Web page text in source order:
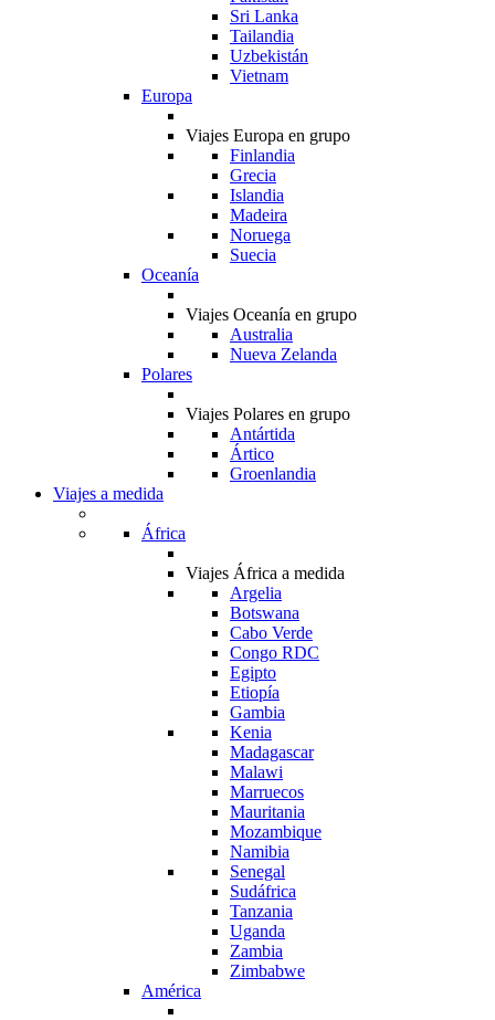
Sri Lanka
Tailandia
Uzbekistán
Vietnam
Europa
Viajes Europa en grupo
Finlandia
Grecia
Islandia
Madeira
Noruega
Suecia
Oceanía
Viajes Oceanía en grupo
Australia
Nueva Zelanda
Polares
Viajes Polares en grupo
Antártida
Ártico
Groenlandia
Viajes a medida
África
Viajes África a medida
Argelia
Botswana
Cabo Verde
Congo RDC
Egipto
Etiopía
Gambia
Kenia
Madagascar
Malawi
Marruecos
Mauritania
Mozambique
Namibia
Senegal
Sudáfrica
Tanzania
Uganda
Zambia
Zimbabwe
América